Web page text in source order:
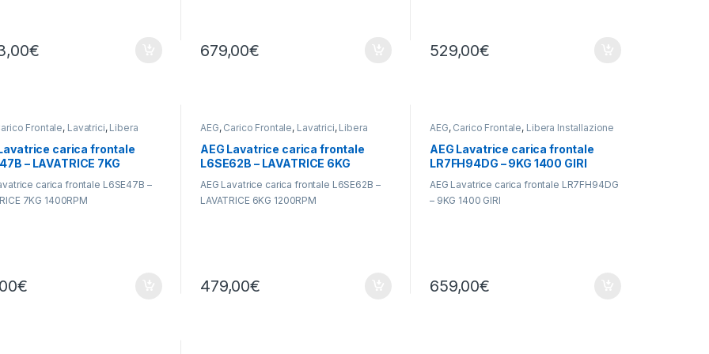
€ 679,00€ 529,00€
Frontale, Lavatrici, Libera
carica frontale
– LAVATRICE 7KG
carica frontale L6SE47B –
7KG 1400RPM
€
AEG, Carico Frontale, Lavatrici, Libera
Installazione
AEG Lavatrice carica frontale
L6SE62B – LAVATRICE 6KG
AEG Lavatrice carica frontale L6SE62B –
LAVATRICE 6KG 1200RPM
479,00€
AEG, Carico Frontale, Libera Installazione
AEG Lavatrice carica frontale
LR7FH94DG – 9KG 1400 GIRI
AEG Lavatrice carica frontale LR7FH94DG
– 9KG 1400 GIRI
659,00€